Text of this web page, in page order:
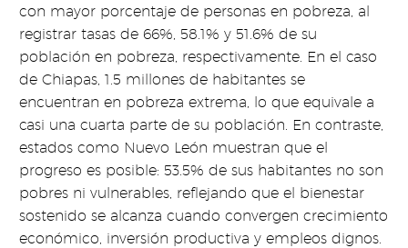
con mayor porcentaje de personas en pobreza, al
registrar tasas de 66%, 58.1% y 51.6% de su
población en pobreza, respectivamente. En el caso
de Chiapas, 1.5 millones de habitantes se
encuentran en pobreza extrema, lo que equivale a
casi una cuarta parte de su población. En contraste,
estados como Nuevo León muestran que el
progreso es posible: 53.5% de sus habitantes no son
pobres ni vulnerables, reflejando que el bienestar
sostenido se alcanza cuando convergen crecimiento
económico, inversión productiva y empleos dignos.